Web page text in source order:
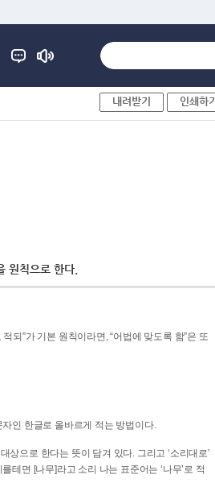
내려받기 인쇄하기
원칙으로 한다.
되”가 기본 원칙이라면, “어법에 맞도록 함”은 또
인 한글로 올바르게 적는 방법이다.
상으로 한다는 뜻이 담겨 있다. 그리고 ‘소리대로’